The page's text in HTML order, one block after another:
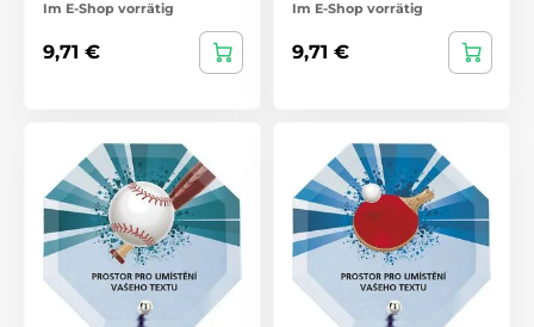
Im E-Shop vorrätig
9,71 €
Im E-Shop vorrätig
9,71 €